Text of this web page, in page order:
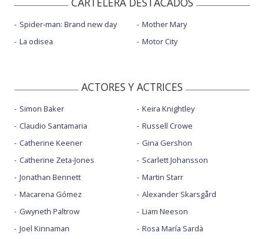
Spider-man: Brand new day
La odisea
Mother Mary
Motor City
ACTORES Y ACTRICES
Simon Baker
Claudio Santamaria
Catherine Keener
Catherine Zeta-Jones
Jonathan Bennett
Macarena Gómez
Gwyneth Paltrow
Joel Kinnaman
Keira Knightley
Russell Crowe
Gina Gershon
Scarlett Johansson
Martin Starr
Alexander Skarsgård
Liam Neeson
Rosa María Sardà